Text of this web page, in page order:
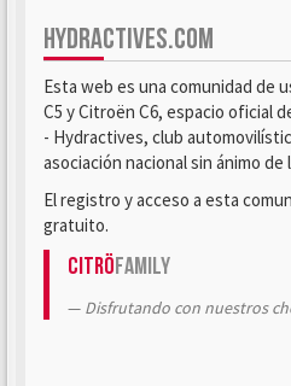
HYDRACTIVES.COM
Esta web es una comunidad de
C5 y Citroën C6, espacio oficial
- Hydractives, club
asociación nacional sin ánimo de
El registro y acceso a esta
gratuito.
CitröFamily
Disfrutando con nuestros